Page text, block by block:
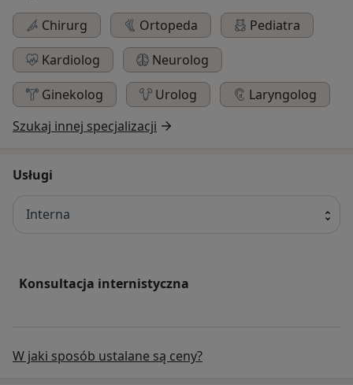
Chirurg
Ortopeda
Pediatra
Kardiolog
Neurolog
Ginekolog
Urolog
Laryngolog
Szukaj innej specjalizacji
Usługi
Interna
Konsultacja internistyczna
W jaki sposób ustalane są ceny?